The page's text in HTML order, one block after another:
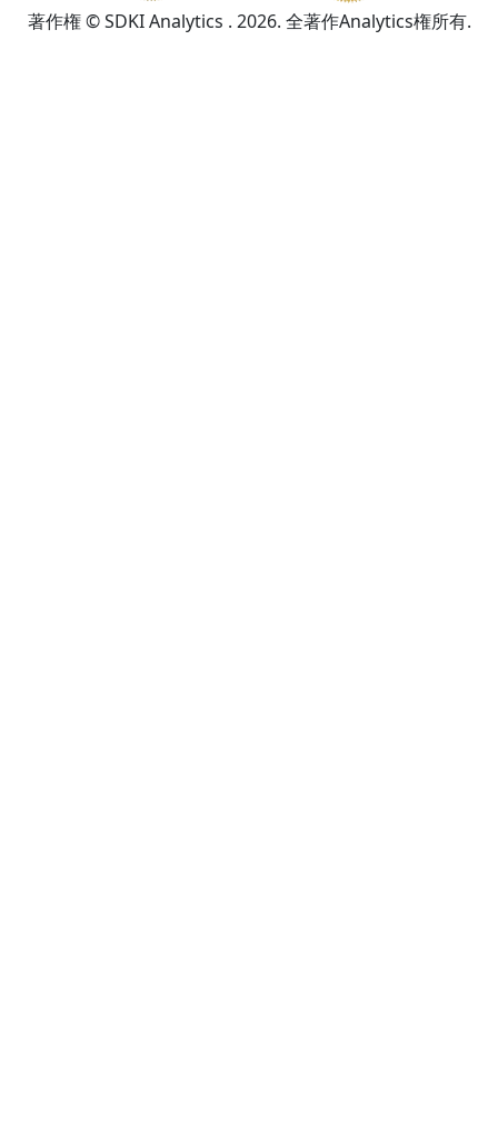
著作権 © SDKI Analytics . 2026. 全著作Analytics権所有.